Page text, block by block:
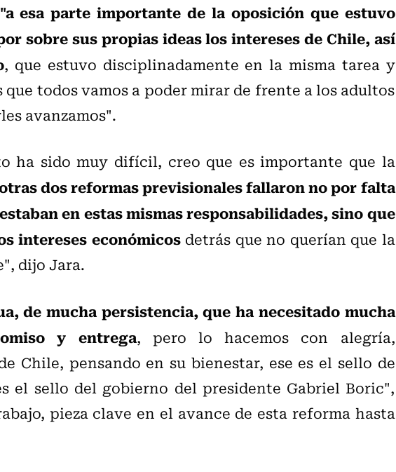
"a esa parte importante de la oposición que estuvo
sobre sus propias ideas los intereses de Chile, así
, que estuvo disciplinadamente en la misma tarea y
todos vamos a poder mirar de frente a los adultos
avanzamos".
ha sido muy difícil, creo que es importante que la
dos reformas previsionales fallaron no por falta
en estas mismas responsabilidades, sino que
intereses económicosdetrás que no querían que la
dijo Jara.
de mucha persistencia, que ha necesitado mucha
y entrega, pero lo hacemos con alegría,
Chile, pensando en su bienestar, ese es el sello de
el sello del gobierno del presidente Gabriel Boric",
pieza clave en el avance de esta reforma hasta